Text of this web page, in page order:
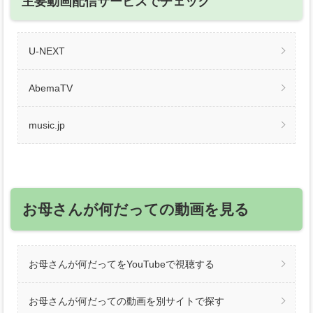
U-NEXT
AbemaTV
music.jp
お母さんが何だっての動画を見る
お母さんが何だってをYouTubeで視聴する
お母さんが何だっての動画を別サイトで探す